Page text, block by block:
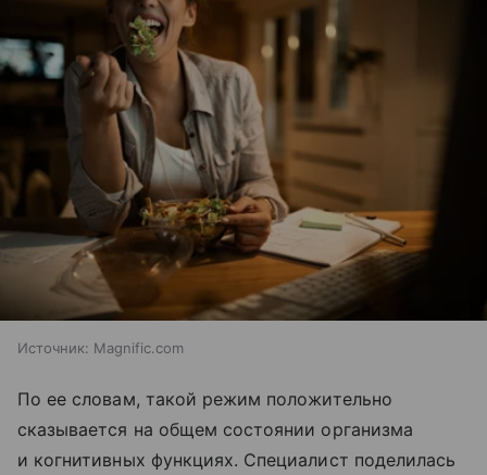
Источник: Magnific.com
По ее словам, такой режим положительно
сказывается на общем состоянии организма
и когнитивных функциях. Специалист поделилась